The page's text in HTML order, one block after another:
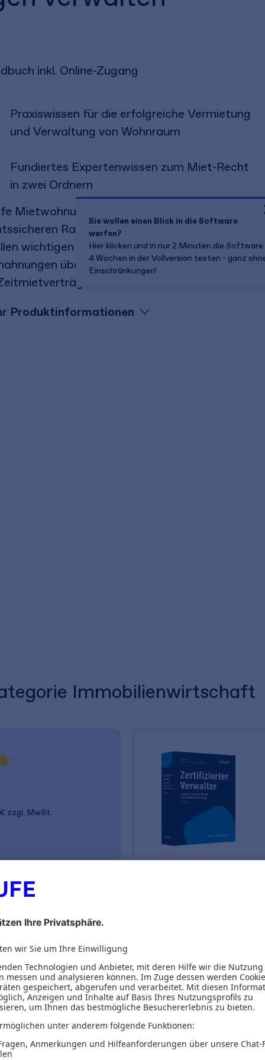
inkl. Online-Zugang
Praxiswissen für die erfolgreiche Vermietung
und Verwaltung von Wohnraum
Fundiertes Expertenwissen zum Miet-Recht
in zwei Ordnern
Mietwohnungen verwalten bietet Ihnen
Rat und praxisorientierte Lösungen
wichtigen Themen der Mietverwaltung: von
über Betriebskosten, Kündigungen
Produktinformationen
Immobilienwirtschaft
zzgl. MwSt.
Zum Produkt
Sie wollen einen Blick in die Software
werfen?
Hier klicken und in nur 2 Minuten die Software
4 Wochen in der Vollversion testen - ganz
Einschränkungen!